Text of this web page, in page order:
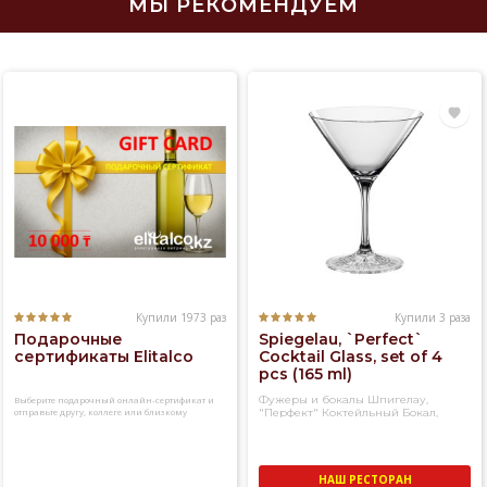
МЫ РЕКОМЕНДУЕМ
Купили 1973 раз
Подарочные
сертификаты Elitalco
Выберите подарочный онлайн-сертификат и
отправьте другу, коллеге или близкому
Купили 3 раза
Spiegelau, `Perfect`
Cocktail Glass, set of 4
pcs (165 ml)
Фужеры и бокалы Шпигелау,
"Перфект" Коктейльный Бокал,
НАШ РЕСТОРАН